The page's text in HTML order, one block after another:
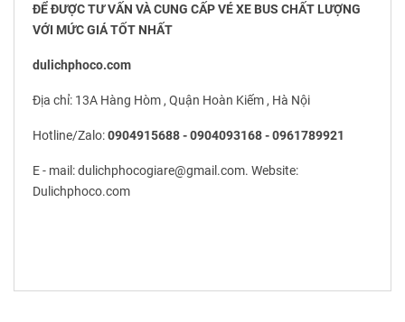
ĐỂ ĐƯỢC TƯ VẤN VÀ CUNG CẤP VÉ XE BUS CHẤT LƯỢNG
VỚI MỨC GIÁ TỐT NHẤT
dulichphoco.com
Địa chỉ: 13A Hàng Hòm , Quận Hoàn Kiếm , Hà Nội
Hotline/Zalo:0904915688 - 0904093168 - 0961789921
E - mail: dulichphocogiare@gmail.com. Website:
Dulichphoco.com